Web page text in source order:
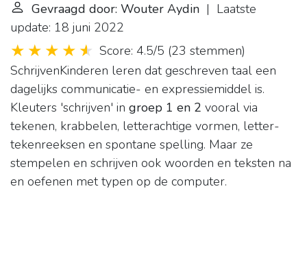
Gevraagd door: Wouter Aydin | Laatste
update: 18 juni 2022
Score: 4.5/5 (23 stemmen)
SchrijvenKinderen leren dat geschreven taal een
dagelijks communicatie- en expressiemiddel is.
Kleuters 'schrijven' in groep 1 en 2 vooral via
tekenen, krabbelen, letterachtige vormen, letter-
tekenreeksen en spontane spelling. Maar ze
stempelen en schrijven ook woorden en teksten na
en oefenen met typen op de computer.